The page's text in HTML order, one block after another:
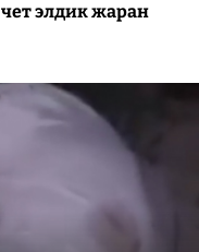
элдик жаран